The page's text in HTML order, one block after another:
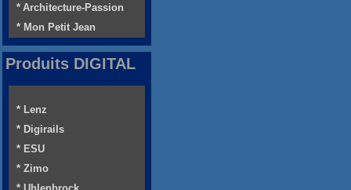
* Architecture-Passion
* Mon Petit Jean
Produits DIGITAL
* Lenz
* Digirails
* ESU
* Zimo